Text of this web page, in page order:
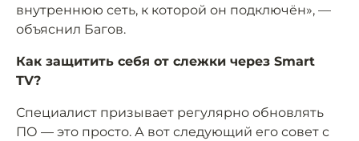
внутреннюю сеть, к которой он подключён», —
объяснил Багов.
Как защитить себя от слежки через Smart
TV?
Специалист призывает регулярно обновлять
ПО — это просто. А вот следующий его совет с